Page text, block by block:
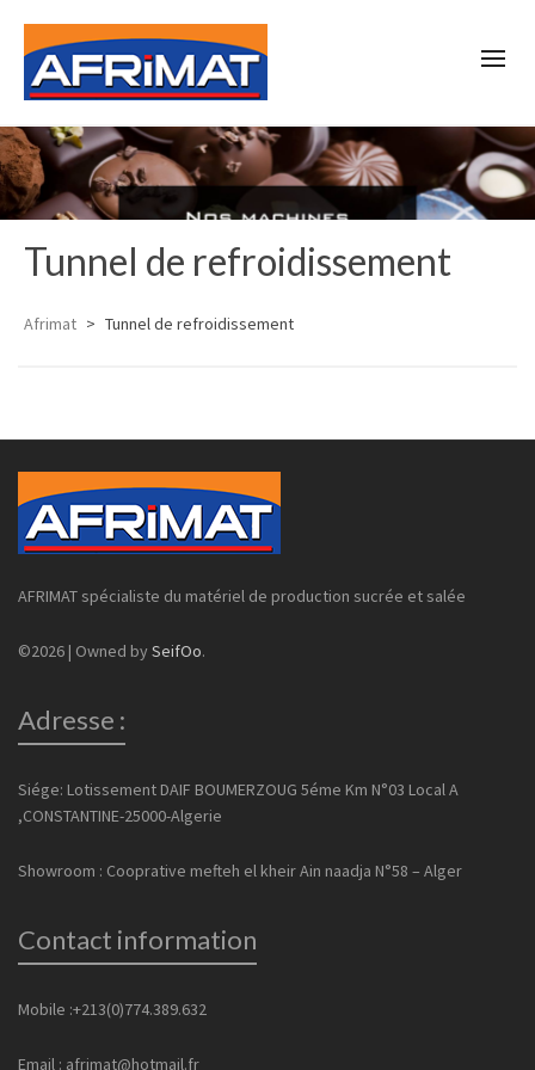
Tunnel de refroidissement
Afrimat > Tunnel de refroidissement
AFRIMAT spécialiste du matériel de production sucrée et salée
©2026 | Owned by SeifOo.
Adresse :
Siége: Lotissement DAIF BOUMERZOUG 5éme Km N°03 Local A
,CONSTANTINE-25000-Algerie
Showroom : Cooprative mefteh el kheir Ain naadja N°58 – Alger
Contact information
Mobile :+213(0)774.389.632
Email : afrimat@hotmail.fr